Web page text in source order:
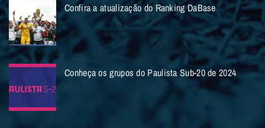
Confira a atualização do Ranking DaBase
Conheça os grupos do Paulista Sub-20 de 2024